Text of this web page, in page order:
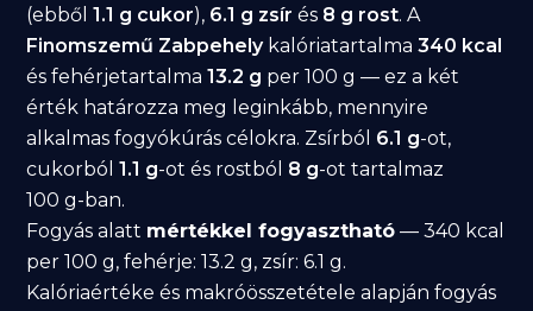
(ebből1.1 g cukor), 6.1 g zsír és 8 g rost. A
Finomszemű Zabpehelykalóriatartalma340 kcal
és fehérjetartalma13.2 g per 100 g — ez a két
érték határozza meg leginkább, mennyire
alkalmas fogyókúrás célokra. Zsírból 6.1 g-ot,
cukorból1.1 g-ot és rostból 8 g-ot tartalmaz
100 g-ban.
Fogyás alatt mértékkel fogyasztható — 340 kcal
per 100 g, fehérje: 13.2 g, zsír: 6.1 g.
Kalóriaértéke és makróösszetétele alapján fogyás